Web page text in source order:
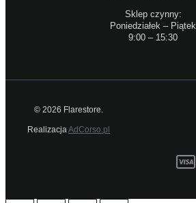
Sklep czynny:
Poniedziałek – Piątek
9:00 – 15:30
© 2026 Flarestore.
RealizacjaAdCorso.pl